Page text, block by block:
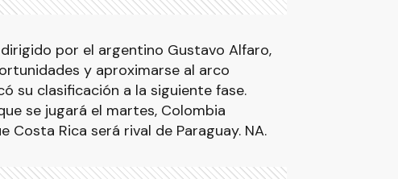
por el argentino Gustavo Alfaro,
y aproximarse al arco
su clasificación a la siguiente fase.
se jugará el martes, Colombia
Costa Rica será rival de Paraguay. NA.